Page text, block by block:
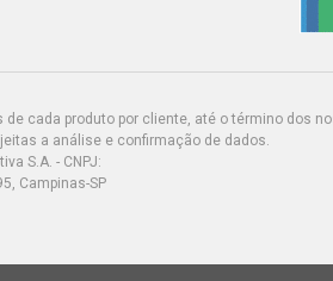
cada produto por cliente, até o término dos
a análise e confirmação de dados.
S.A. - CNPJ:
Campinas-SP